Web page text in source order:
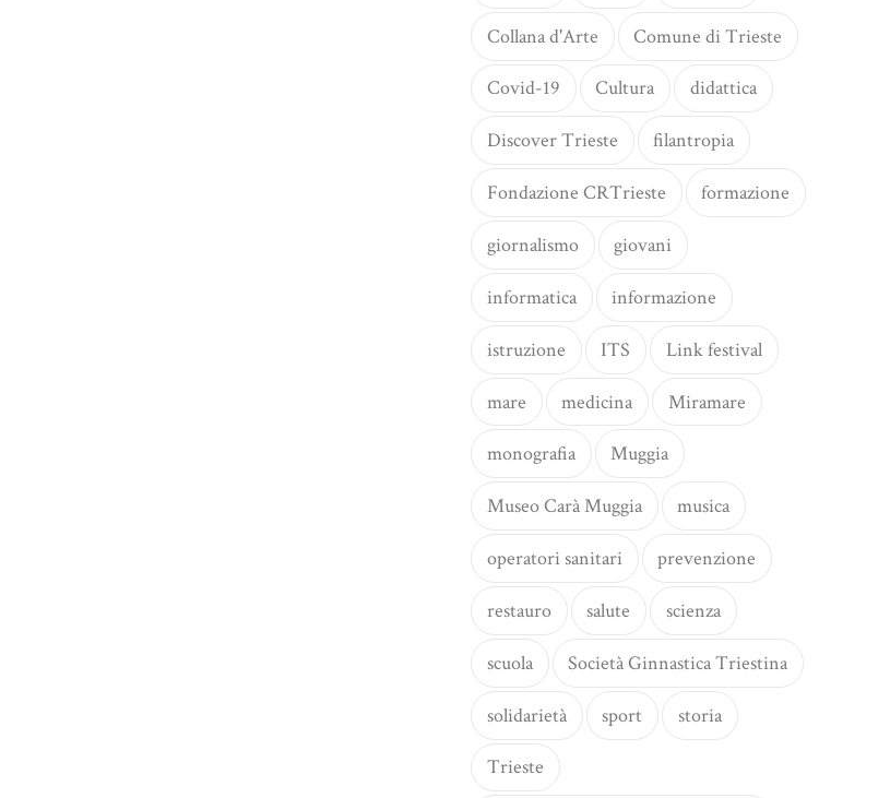
Collana d'Arte Comune di Trieste
Covid-19 Cultura didattica
Discover Trieste filantropia
Fondazione CRTrieste formazione
giornalismo giovani
informatica informazione
istruzione ITS Link festival
mare medicina Miramare
monografia Muggia
Museo Carà Muggia musica
operatori sanitari prevenzione
restauro salute scienza
scuola Società Ginnastica Triestina
solidarietà sport storia
Trieste